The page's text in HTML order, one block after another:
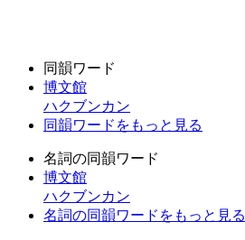
同韻ワード
博文館
ハクブンカン
同韻ワードをもっと見る
名詞の同韻ワード
博文館
ハクブンカン
名詞の同韻ワードをもっと見る